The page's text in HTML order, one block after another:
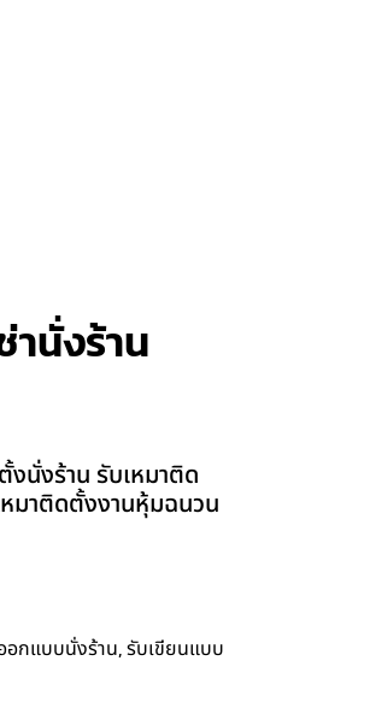
นั่งร้าน
นั่งร้าน รับเหมาติด
มาติดตั้งงานหุ้มฉนวน
อกแบบนั่งร้าน,รับเขียนแบบ